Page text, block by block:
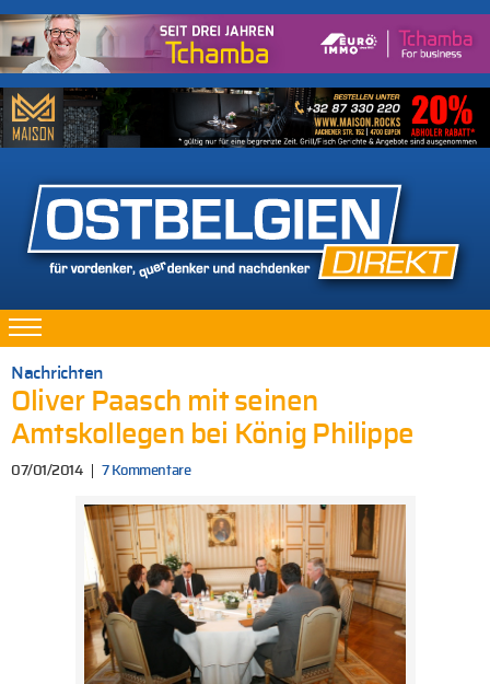
Nachrichten
Oliver Paasch mit seinen
Amtskollegen bei König Philippe
07/01/2014 7 Kommentare